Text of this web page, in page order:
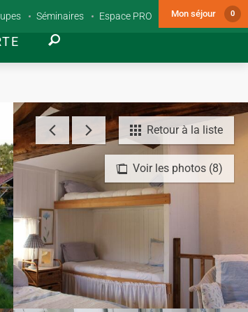
Séminaires Espace PRO Mon séjour 0
Voir les photos (8)
Retour à la liste